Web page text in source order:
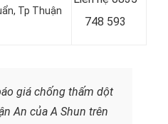
, Tp Thuận
748 593
giá chống thấm dột
An của A Shun trên